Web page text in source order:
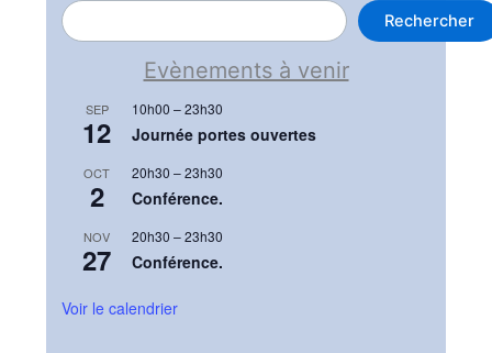
Rechercher Rechercher
Evènements à venir
SEP
12
10h00 –23h30
Journée portes ouvertes
OCT
2
20h30 –23h30
Conférence.
NOV
27
20h30 –23h30
Conférence.
Voir le calendrier